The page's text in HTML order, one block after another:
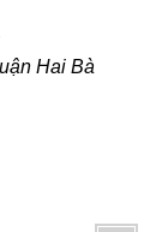
Hai Bà